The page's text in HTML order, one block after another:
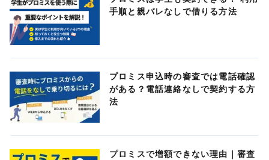
手順と親バレなしで借りる方法
プロミス申込時の審査では電話確認
がある？電話連絡なしで契約する方
法
プロミスで増額できない理由｜審査